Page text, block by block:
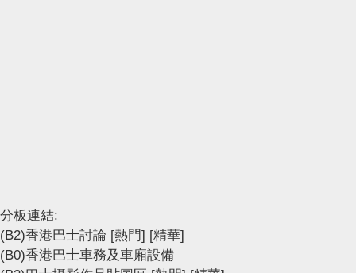
分板連結:
(B2)香港巴士討論 [熱門] [精華]
(B0)香港巴士車務及車廂設備